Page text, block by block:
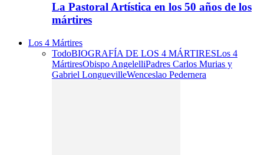
La Pastoral Artística en los 50 años de los
mártires
Los 4 Mártires
TodoBIOGRAFÍA DE LOS 4 MÁRTIRESLos 4
MártiresObispo AngelelliPadres Carlos Murias y
Gabriel LonguevilleWenceslao Pedernera